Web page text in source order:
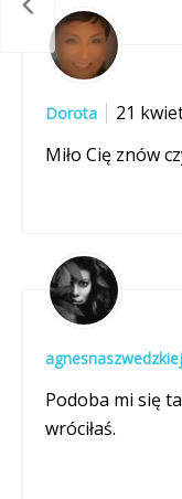
Dorota
21
Miło Cię znów
Podoba mi się
wróciłaś.